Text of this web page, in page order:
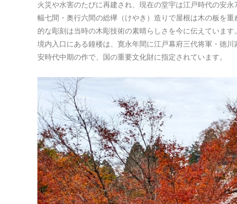
火災や水害のたびに再建され、現在の堂宇は江戸時代の安永
幅七間・奥行六間の総欅（けやき）造りで屋根は木の板を
的な彫刻は当時の木彫技術の素晴らしさを今に伝えています。
境内入口にある鐘楼は、寛永年間に江戸幕府三代将軍・徳
安時代中期の作で、国の重要文化財に指定されています。